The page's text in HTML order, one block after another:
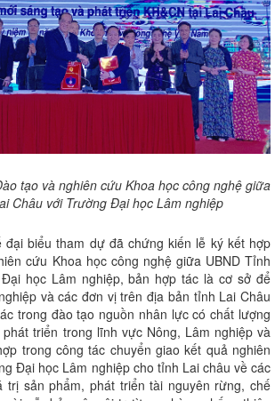
tạo và nghiên cứu Khoa học công nghệ giữa
Châu với Trường Đại học Lâm nghiệp
đại biểu tham dự đã chứng kiến lễ ký kết hợp
cứu Khoa học công nghệ giữa UBND Tỉnh
học Lâm nghiệp, bản hợp tác là cơ sở để
và các đơn vị trên địa bản tỉnh Lai Châu
trong đào tạo nguồn nhân lực có chất lượng
triển trong lĩnh vực Nông, Lâm nghiệp và
trong công tác chuyển giao kết quả nghiên
Đại học Lâm nghiệp cho tỉnh Lai châu về các
trị sản phẩm, phát triển tài nguyên rừng, chế